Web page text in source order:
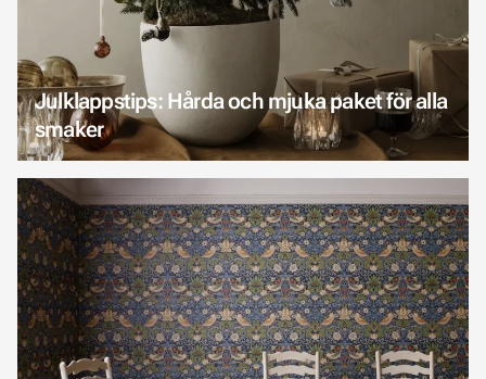
Julklappstips: Hårda och mjuka paket för alla
smaker